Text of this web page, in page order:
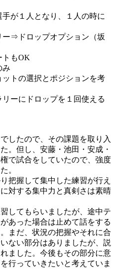
人となり、１人の時に
ロップオプション（坂
もOK
選択とポジションを考
ドロップを１回使える
したので、その課題を取り入
。但し、安藤・池田・安成・
で試合をしていたので、強度
。
把握して集中した練習が行え
対する集中力と真剣さは素晴
してもらいましたが、途中テ
あった場合は止めて話をする
まだ、状況の把握やそれに合
ない部分はありましたが、説
ました。今後もその部分に意
行っていきたいと考えていま